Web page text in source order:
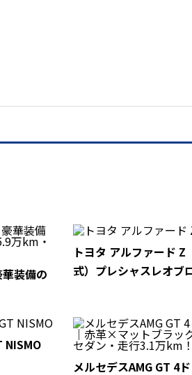
装備の
トヨタ アルファード Z
式）プレシャスレオブ
NISMO
メルセデスAMG GT 4ド